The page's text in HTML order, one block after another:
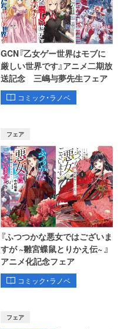
GCN『乙女ゲー世界はモブに
厳しい世界です』アニメ二期放
送記念 三嶋与夢先生フェア
コミック・ラノベ
フェア
『ふつつかな悪女ではございま
すが ~雛宮蝶鼠とりかえ伝~ 』
アニメ化記念フェア
コミック・ラノベ
フェア